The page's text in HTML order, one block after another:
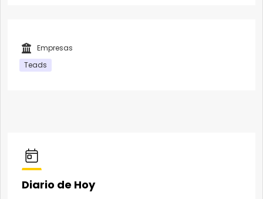
Empresas
Teads
Diario de Hoy